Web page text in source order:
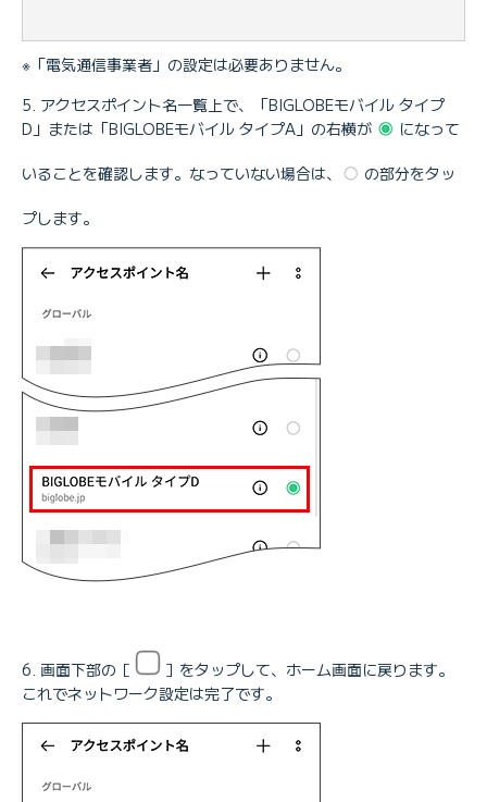
※「電気通信事業者」の設定は必要ありません。
アクセスポイント名一覧上で、「BIGLOBEモバイル タイプ
D」または「BIGLOBEモバイル タイプA」の右横が
になって
いることを確認します。なっていない場合は、 の部分をタッ
プします。
画面下部の［
］をタップして、ホーム画面に戻ります。
これでネットワーク設定は完了です。